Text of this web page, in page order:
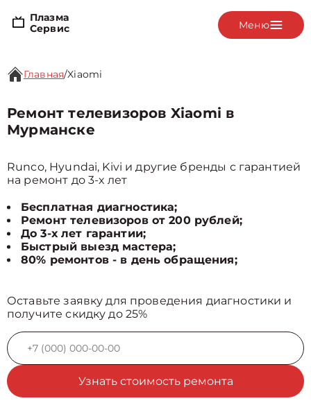
Плазма
Сервис
Меню
Главная/Xiaomi
Ремонт телевизоров Xiaomi в
Мурманске
Runco, Hyundai, Kivi и другие бренды с гарантией
на ремонт до 3-х лет
Бесплатная диагностика;
Ремонт телевизоров от 200 рублей;
До 3-х лет гарантии;
Быстрый выезд мастера;
80% ремонтов - в день обращения;
Оставьте заявку для проведения диагностики и
получите скидку до 25%
Узнать стоимость ремонта